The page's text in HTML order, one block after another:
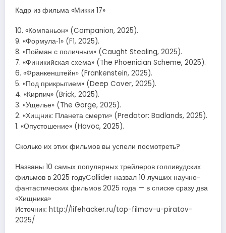
Кадр из фильма «Микки 17»
10. «Компаньон» (Companion, 2025).
9. «Формула‑1» (F1, 2025).
8. «Пойман с поличным» (Caught Stealing, 2025).
7. «Финикийская схема» (The Phoenician Scheme, 2025).
6. «Франкенштейн» (Frankenstein, 2025).
5. «Под прикрытием» (Deep Cover, 2025).
4. «Кирпич» (Brick, 2025).
3. «Ущелье» (The Gorge, 2025).
2. «Хищник: Планета смерти» (Predator: Badlands, 2025).
1. «Опустошение» (Havoc, 2025).
Сколько их этих фильмов вы успели посмотреть?
Названы 10 самых популярных трейлеров голливудских
фильмов в 2025 годуCollider назвал 10 лучших научно-
фантастических фильмов 2025 года — в списке сразу два
«Хищника»
Источник: http://lifehacker.ru/top-filmov-u-piratov-
2025/